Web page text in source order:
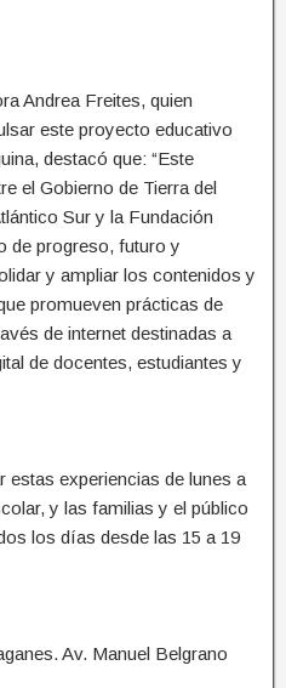
Andrea Freites, quien
este proyecto educativo
destacó que: “Este
el Gobierno de Tierra del
Sur y la Fundación
de progreso, futuro y
y ampliar los contenidos y
promueven prácticas de
de internet destinadas a
de docentes, estudiantes y
estas experiencias de lunes a
y las familias y el público
los días desde las 15 a 19
Av. Manuel Belgrano